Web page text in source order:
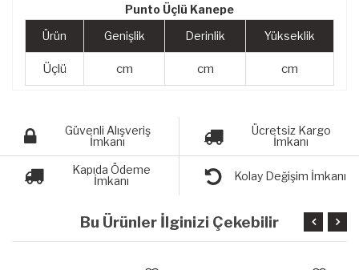
Punto Üçlü Kanepe
Ürün
Genişlik Derinlik Yükseklik
Üçlü cm cm cm
Güvenli Alışveriş
İmkanı
Ücretsiz Kargo
İmkanı
Kapıda Ödeme
İmkanı
Kolay Değişim İmkanı
Bu Ürünler İlginizi Çekebilir